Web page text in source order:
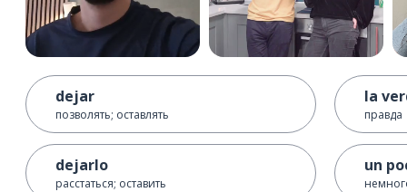
dejar
позволять; оставлять
dejarlo
расстаться; оставить
la
правда
un